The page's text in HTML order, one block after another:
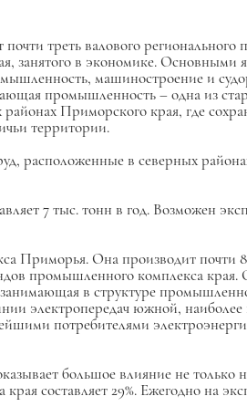
треть валового регионального
занятого в экономике. Основными
машиностроение и
промышленность – одна из
Приморского края, где
территории.
расположенные в северных
7 тыс. тонн в год. Возможен
Приморья. Она производит почти
промышленного комплекса края.
в структуре
электропередач южной, наиболее
потребителями
большое влияние не только
составляет 29%. Ежегодно на